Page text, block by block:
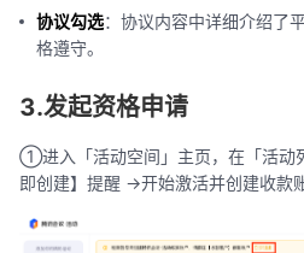
协议勾选：协议内容中详细介绍了
格遵守。
3.发起资格申请
①进入「活动空间」主页，在「活动
即创建】提醒 ->开始激活并创建收款